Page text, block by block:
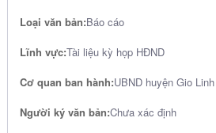
Loại văn bản:Báo cáo
Lĩnh vực:Tài liệu kỳ họp HĐND
Cơ quan ban hành:UBND huyện Gio Linh
Người ký văn bản:Chưa xác định